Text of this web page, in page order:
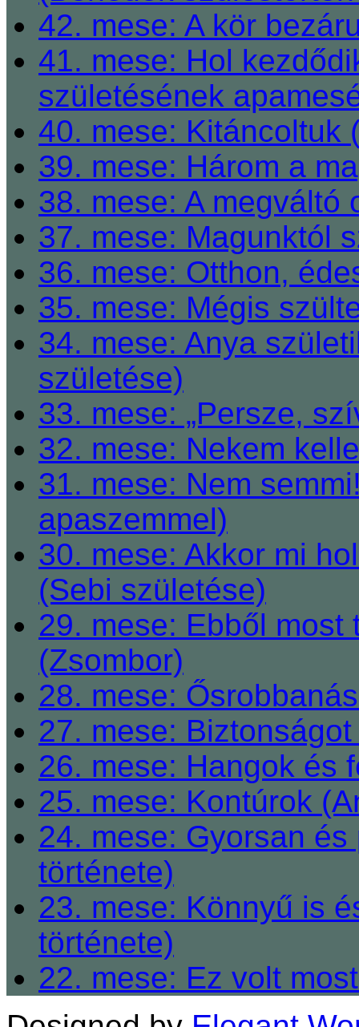
42. mese: A kör
41. mese: Hol
születésének
40. mese: Kitáncoltuk
39. mese: Három a
38. mese: A megváltó
37. mese: Magunktól
36. mese: Otthon,
35. mese: Mégis
34. mese: Anya
születése)
33. mese: „Persze,
32. mese: Nekem
31. mese: Nem
apaszemmel)
30. mese: Akkor mi
(Sebi születése)
29. mese: Ebből
(Zsombor)
28. mese:
27. mese:
26. mese: Hangok és
25. mese: Kontúrok
24. mese: Gyorsan
története)
23. mese: Könnyű is
története)
22. mese: Ez volt